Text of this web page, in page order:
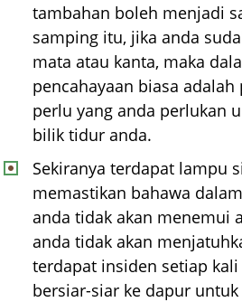
tambahan boleh menjadi
samping itu, jika anda
mata atau kanta, maka
pencahayaan biasa
perlu yang anda perlukan
bilik tidur anda.
Sekiranya terdapat lampu
memastikan bahawa
anda tidak akan menemui
anda tidak akan
terdapat insiden setiap
bersiar-siar ke dapur